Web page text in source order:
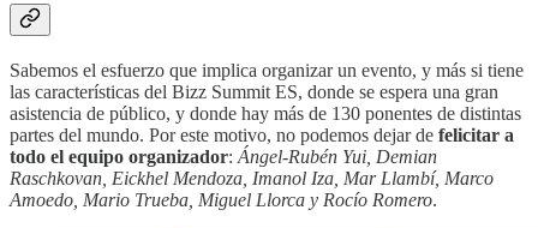
Sabemos el esfuerzo que implica organizar un evento, y más si tiene
las características del Bizz Summit ES, donde se espera una gran
asistencia de público, y donde hay más de 130 ponentes de distintas
partes del mundo. Por este motivo, no podemos dejar de felicitar a
todo el equipo organizador: Ángel-Rubén Yui, Demian
Raschkovan, Eickhel Mendoza, Imanol Iza, Mar Llambí, Marco
Amoedo, Mario Trueba, Miguel Llorca y Rocío Romero.